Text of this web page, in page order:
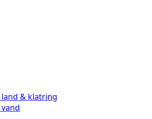
& klatring